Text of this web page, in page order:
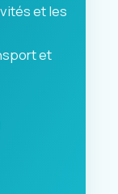
et les
et